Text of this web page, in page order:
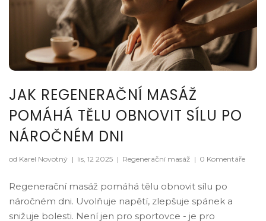
JAK REGENERAČNÍ MASÁŽ
POMÁHÁ TĚLU OBNOVIT SÍLU PO
NÁROČNÉM DNI
od Karel Novotný | lis, 12 2025 | Regenerační masáž | 0 Komentáře
Regenerační masáž pomáhá tělu obnovit sílu po
náročném dni. Uvolňuje napětí, zlepšuje spánek a
snižuje bolesti. Není jen pro sportovce - je pro